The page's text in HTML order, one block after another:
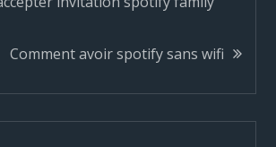
Comment avoir spotify sans wifi